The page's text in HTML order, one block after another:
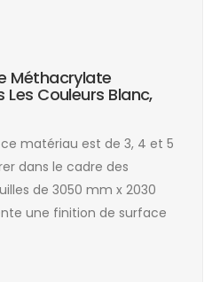
Méthacrylate
Les Couleurs Blanc,
matériau est de 3, 4 et 5
dans le cadre des
de 3050 mm x 2030
une finition de surface